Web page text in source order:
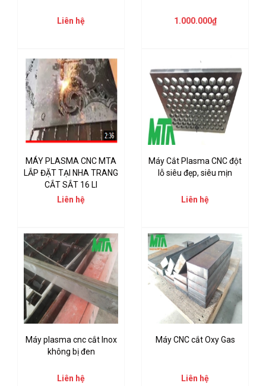
Liên hệ 1.000.000₫
MÁY PLASMA CNC MTA
LẮP ĐẶT TẠI NHA TRANG
CẮT SẮT 16 LI
Liên hệ
Máy Cắt Plasma CNC đột
lỗ siêu đẹp, siêu mịn
Liên hệ
Máy plasma cnc cắt Inox
không bị đen
Liên hệ
Máy CNC cắt Oxy Gas
Liên hệ